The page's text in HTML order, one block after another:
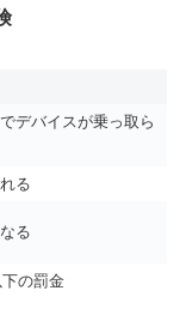
デバイスが乗っ取ら
る
る
の罰金